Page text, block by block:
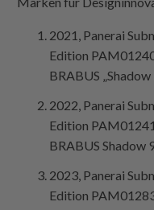
2021, Panerai
Edition
BRABUS
2022, Panerai
Edition
BRABUS Shadow
2023, Panerai
Edition